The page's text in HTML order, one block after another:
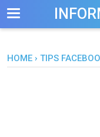
-->
HOME › TIPS